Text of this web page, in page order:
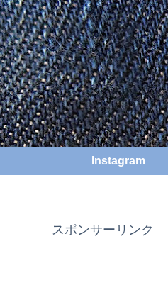
Instagram
スポンサーリンク